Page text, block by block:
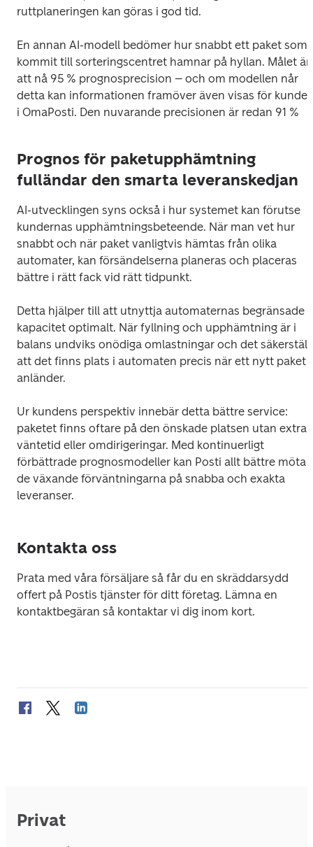
ruttplaneringen kan göras i god tid.
En annan AI-modell bedömer hur snabbt ett paket som
kommit till sorteringscentret hamnar på hyllan. Målet är
att nå 95 % prognosprecision – och om modellen når
detta kan informationen framöver även visas för
i OmaPosti. Den nuvarande precisionen är redan 91 %
Prognos för paketupphämtning
fulländar den smarta leveranskedjan
AI-utvecklingen syns också i hur systemet kan förutse
kundernas upphämtningsbeteende. När man vet hur
snabbt och när paket vanligtvis hämtas från olika
automater, kan försändelserna planeras och placeras
bättre i rätt fack vid rätt tidpunkt.
Detta hjälper till att utnyttja automaternas begränsade
kapacitet optimalt. När fyllning och upphämtning är i
balans undviks onödiga omlastningar och det
att det finns plats i automaten precis när ett nytt paket
anländer.
Ur kundens perspektiv innebär detta bättre service:
paketet finns oftare på den önskade platsen utan extra
väntetid eller omdirigeringar. Med kontinuerligt
förbättrade prognosmodeller kan Posti allt bättre möta
de växande förväntningarna på snabba och exakta
leveranser.
Kontakta oss
Prata med våra försäljare så får du en skräddarsydd
offert på Postis tjänster för ditt företag. Lämna en
Privat